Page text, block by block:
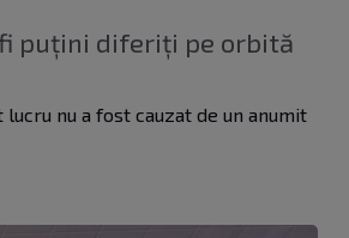
puțini diferiți pe orbită
nu a fost cauzat de un anumit